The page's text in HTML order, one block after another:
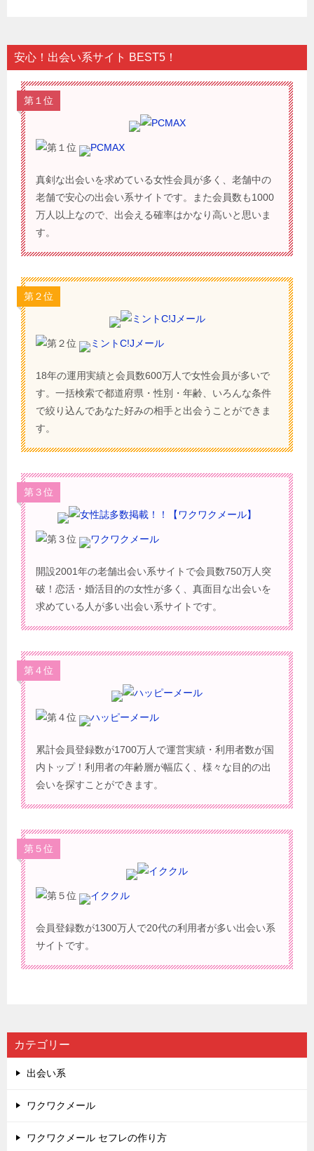
安心！出会い系サイト BEST5！
第１位
PCMAX
真剣な出会いを求めている女性会員が多く、老舗中の
老舗で安心の出会い系サイトです。また会員数も1000
万人以上なので、出会える確率はかなり高いと思いま
す。
第２位
ミントC!Jメール
18年の運用実績と会員数600万人で女性会員が多いで
す。一括検索で都道府県・性別・年齢、いろんな条件
で絞り込んであなた好みの相手と出会うことができま
す。
第３位
ワクワクメール
開設2001年の老舗出会い系サイトで会員数750万人突
破！恋活・婚活目的の女性が多く、真面目な出会いを
求めている人が多い出会い系サイトです。
第４位
ハッピーメール
累計会員登録数が1700万人で運営実績・利用者数が国
内トップ！利用者の年齢層が幅広く、様々な目的の出
会いを探すことができます。
第５位
イククル
会員登録数が1300万人で20代の利用者が多い出会い系
サイトです。
カテゴリー
出会い系
ワクワクメール
ワクワクメール セフレの作り方